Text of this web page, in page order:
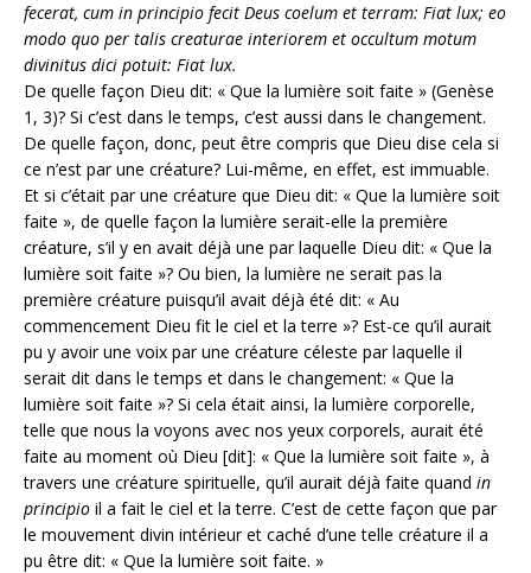
fecerat, cum in principio fecit Deus coelum et terram: Fiat lux; eo
modo quo per talis creaturae interiorem et occultum motum
divinitus dici potuit: Fiat lux.
De quelle façon Dieu dit: « Que la lumière soit faite » (Genèse
1, 3)? Si c’est dans le temps, c’est aussi dans le changement.
De quelle façon, donc, peut être compris que Dieu dise cela si
ce n’est par une créature? Lui-même, en effet, est immuable.
Et si c’était par une créature que Dieu dit: « Que la lumière soit
faite », de quelle façon la lumière serait-elle la première
créature, s’il y en avait déjà une par laquelle Dieu dit: « Que la
lumière soit faite »? Ou bien, la lumière ne serait pas la
première créature puisqu’il avait déjà été dit: « Au
commencement Dieu fit le ciel et la terre »? Est-ce qu’il aurait
pu y avoir une voix par une créature céleste par laquelle il
serait dit dans le temps et dans le changement: « Que la
lumière soit faite »? Si cela était ainsi, la lumière corporelle,
telle que nous la voyons avec nos yeux corporels, aurait été
faite au moment où Dieu [dit]: « Que la lumière soit faite », à
travers une créature spirituelle, qu’il aurait déjà faite quand in
principio il a fait le ciel et la terre. C’est de cette façon que par
le mouvement divin intérieur et caché d’une telle créature il a
pu être dit: « Que la lumière soit faite. »